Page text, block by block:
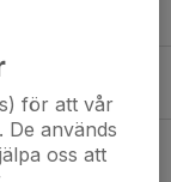
för att vår
används
oss att